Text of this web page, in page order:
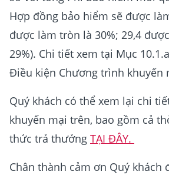
Hợp đồng bảo hiểm sẽ được
được làm tròn là 30%; 29,4
29%). Chi tiết xem tại Mục
Điều kiện Chương trình khuyến
Quý khách có thể xem lại chi
khuyến mại trên, bao gồm cả
thức trả thưởng TẠI ĐÂY.
Chân thành cảm ơn Quý